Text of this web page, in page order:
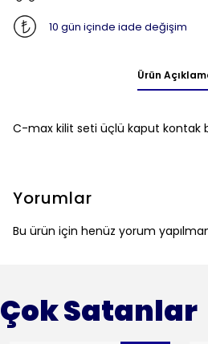
10 gün içinde iade değişim
Ürün
C-max kilit seti üçlü kaput kontak
Yorumlar
Bu ürün için henüz yorum
Çok Satanlar